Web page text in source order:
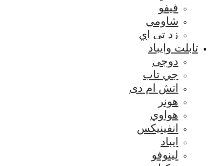
فيفو
شاومي
زد تي إي
تابلت وايباد
دوجى
جي تاب
اتش ام دى
هونر
هواوي
انفينيكس
ايباد
لينوفو